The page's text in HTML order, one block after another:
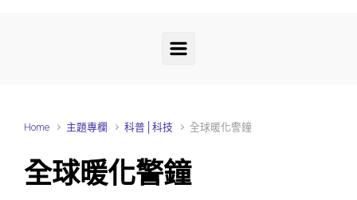
Home 主題專欄 科普│科技 全球暖化警鐘
全球暖化警鐘